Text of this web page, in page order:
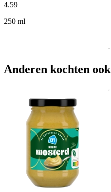
4.59
250 ml
Anderen kochten ook